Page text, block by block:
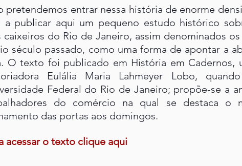
pretendemos entrar nessa história de enorme
a publicar aqui um pequeno estudo histórico
caixeiros do Rio de Janeiro, assim denominados
século passado, como uma forma de apontar a
O texto foi publicado em História em Cadernos,
Eulália Maria Lahmeyer Lobo,
Federal do Rio de Janeiro; propõe-se a
do comércio na qual se destaca o
das portas aos domingos.
acessar o texto clique aqui